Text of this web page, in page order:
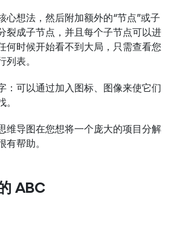
心想法，然后附加额外的“节点”或子
裂成子节点，并且每个子节点可以进
何时候开始看不到大局，只需查看您
表。
：可以通过加入图标、图像来使它们
维导图在您想将一个庞大的项目分解
帮助。
ABC